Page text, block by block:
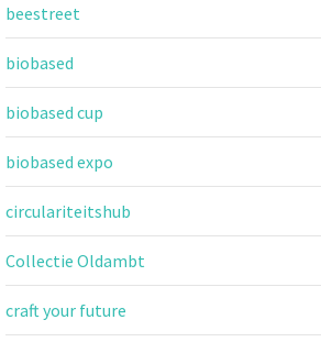
beestreet
biobased
biobased cup
biobased expo
circulariteitshub
Collectie Oldambt
craft your future